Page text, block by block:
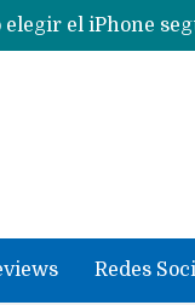
se
Redes